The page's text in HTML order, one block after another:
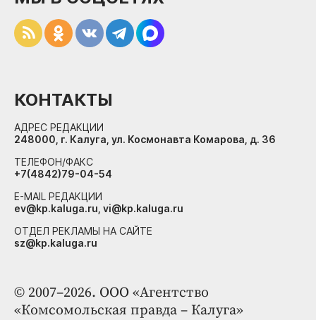
© 2007–2026. ООО «Агентство
«Комсомольская правда – Калуга»
КОНТАКТЫ
АДРЕС РЕДАКЦИИ
248000, г. Калуга, ул. Космонавта Комарова, д. 36
ТЕЛЕФОН/ФАКС
+7(4842)79-04-54
E-MAIL РЕДАКЦИИ
ev@kp.kaluga.ru, vi@kp.kaluga.ru
ОТДЕЛ РЕКЛАМЫ НА САЙТЕ
sz@kp.kaluga.ru